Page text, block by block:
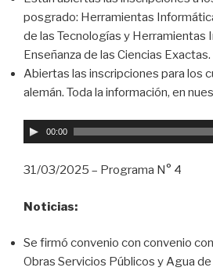
posgrado: Herramientas
de las Tecnologías y Herramientas
Enseñanza de las Ciencias Exactas.
Abiertas las inscripciones para los
alemán. Toda la información, en
R
e
p
o
u
c
00:00
31/03/2025 – Programa N° 4
Noticias:
Se firmó convenio con convenio
Obras Servicios Públicos y Agua de